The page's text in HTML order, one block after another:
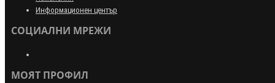
Информационен център
СОЦИАЛНИ МРЕЖИ
МОЯТ ПРОФИЛ